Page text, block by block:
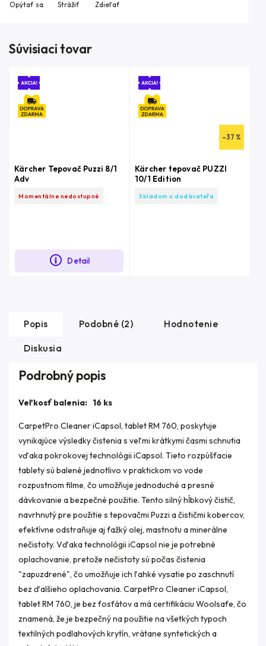
Opýtať sa Strážiť Zdieľať
Súvisiaci tovar
Kärcher Tepovač Puzzi 8/1
Adv
Momentálne nedostupné
Detail
–37 %
Kärcher tepovač PUZZI
10/1 Edition
Skladom u dodávateľa
Popis Podobné (2) Hodnotenie
Diskusia
Podrobný popis
Veľkosť balenia: 16 ks
CarpetPro Cleaner iCapsol, tablet RM 760, poskytuje
vynikajúce výsledky čistenia s veľmi krátkymi časmi schnutia
vďaka pokrokovej technológii iCapsol. Tieto rozpúšťacie
tablety sú balené jednotlivo v praktickom vo vode
rozpustnom filme, čo umožňuje jednoduché a presné
dávkovanie a bezpečné použitie. Tento silný hĺbkový čistič,
navrhnutý pre použitie s tepovačmi Puzzi a čističmi kobercov,
efektívne odstraňuje aj ťažký olej, mastnotu a minerálne
nečistoty. Vďaka technológii iCapsol nie je potrebné
oplachovanie, pretože nečistoty sú počas čistenia
"zapuzdrené", čo umožňuje ich ľahké vysatie po zaschnutí
bez ďalšieho oplachovania. CarpetPro Cleaner iCapsol,
tablet RM 760, je bez fosfátov a má certifikáciu Woolsafe, čo
znamená, že je bezpečný na použitie na všetkých typoch
textilných podlahových krytín, vrátane syntetických a